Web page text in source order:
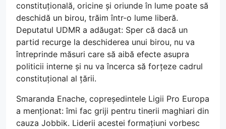
constituțională, oricine și oriunde în lume poate să
deschidă un birou, trăim într-o lume liberă.
Deputatul UDMR a adăugat: Sper că dacă un
partid recurge la deschiderea unui birou, nu va
întreprinde măsuri care să aibă efecte asupra
politicii interne și nu va încerca să forțeze cadrul
constituțional al țării.
Smaranda Enache, copreședintele Ligii Pro Europa
a menționat: îmi fac griji pentru tinerii maghiari din
cauza Jobbik. Liderii acestei formațiuni vorbesc